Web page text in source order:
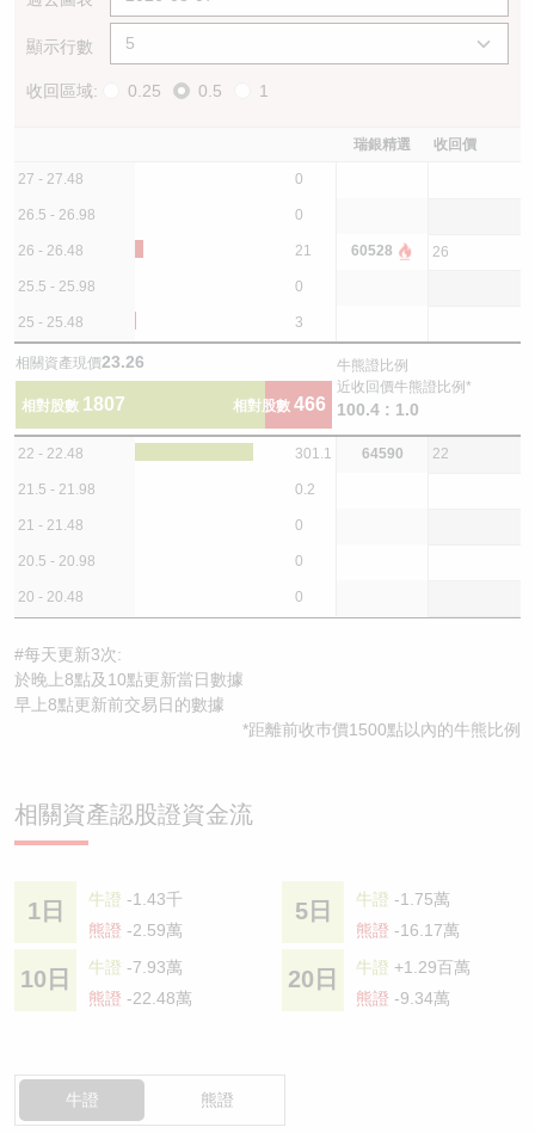
顯示行數
收回區域: 0.25 0.5 1
瑞銀精選 收回價
27 - 27.48 0
26.5 - 26.98 0
26 - 26.48 21 60528 26
25.5 - 25.98 0
25 - 25.48 3
相關資產現價23.26
相對股數 1807 相對股數 466
牛熊證比例
近收回價牛熊證比例*
100.4 : 1.0
22 - 22.48 301.1 64590 22
21.5 - 21.98 0.2
21 - 21.48 0
20.5 - 20.98 0
20 - 20.48 0
#每天更新3次:
於晚上8點及10點更新當日數據
早上8點更新前交易日的數據
*距離前收巿價1500點以內的牛熊比例
相關資產認股證資金流
1日 牛證 -1.43千
熊證 -2.59萬
5日 牛證 -1.75萬
熊證 -16.17萬
10日 牛證 -7.93萬
熊證 -22.48萬
20日 牛證 +1.29百萬
熊證 -9.34萬
牛證 熊證